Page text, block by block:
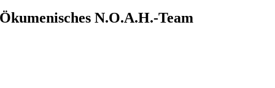
Ökumenisches N.O.A.H.-Team